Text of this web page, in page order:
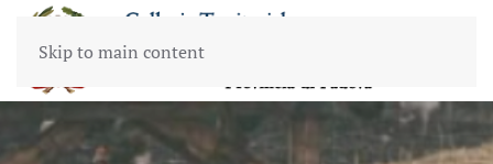
Skip to main content